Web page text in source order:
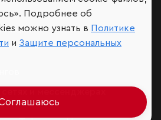
Подробнее об
можно узнать в Политике
и Защите персональных